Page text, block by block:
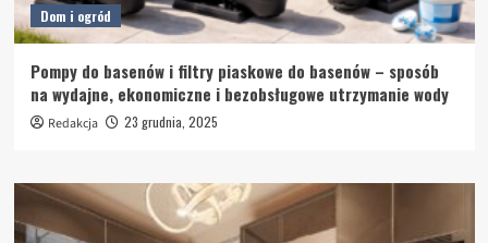
Dom i ogród
Pompy do basenów i filtry piaskowe do basenów – sposób
na wydajne, ekonomiczne i bezobsługowe utrzymanie wody
Redakcja 23 grudnia, 2025